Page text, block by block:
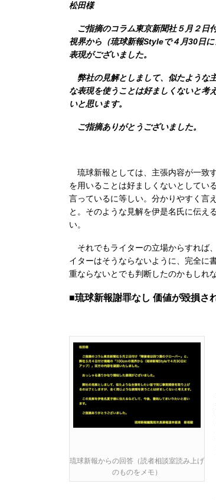
松田様
ご指摘のコラム東京新聞社５月２日
視界から（琉球新報Styleで４月30日
表現がございました。
弊社の見解としまして、似たような
な表現を使うことは好ましくないと考
いと思います。
ご指摘ありがとうございました。
琉球新報としては、主張内容が一致
を用いることは好ましくないとしてい
言っているに等しい。分かりやすく言
と。そのような見解を伊是名氏に伝え
い。
それでもライターの立場からすれば
イターはそうならないように、完全に
重ならないとでも判断したのかもしれ
■琉球新報謝罪なし 価値が毀損さ
琉球新報からの回答（読者相談室読み上げ
のものをメモ）